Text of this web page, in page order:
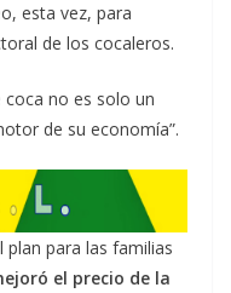
esta vez, para
de los cocaleros.
no es solo un
de su economía”.
para las familias
el precio de la